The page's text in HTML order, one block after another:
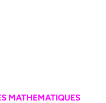
MATHEMATIQUES